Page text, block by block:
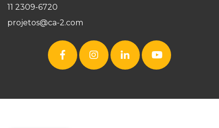
11 2309-6720
projetos@ca-2.com